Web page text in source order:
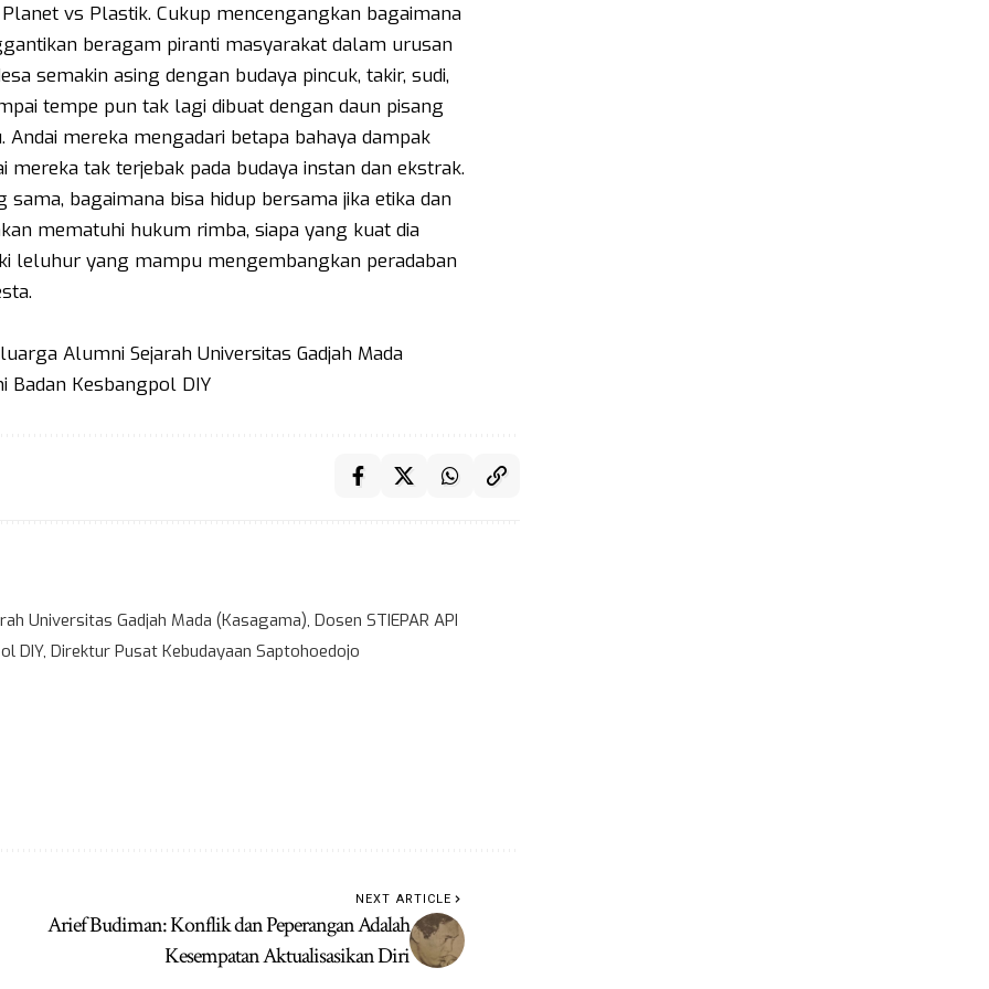
vs Plastik. Cukup mencengangkan bagaimana
beragam piranti masyarakat dalam urusan
semakin asing dengan budaya pincuk, takir, sudi,
tempe pun tak lagi dibuat dengan daun pisang
mereka mengadari betapa bahaya dampak
tak terjebak pada budaya instan dan ekstrak.
bagaimana bisa hidup bersama jika etika dan
mematuhi hukum rimba, siapa yang kuat dia
leluhur yang mampu mengembangkan peradaban
Alumni Sejarah Universitas Gadjah Mada
Badan Kesbangpol DIY
Universitas Gadjah Mada (Kasagama), Dosen STIEPAR API
DIY, Direktur Pusat Kebudayaan Saptohoedojo
NEXT ARTICLE
Arief Budiman: Konflik dan Peperangan Adalah
Kesempatan Aktualisasikan Diri